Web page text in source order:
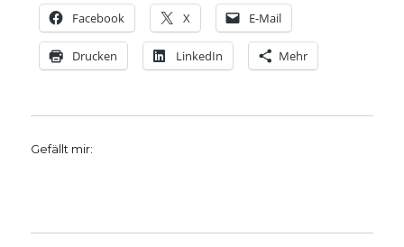
Facebook X E-Mail
Drucken LinkedIn Mehr
Gefällt mir: